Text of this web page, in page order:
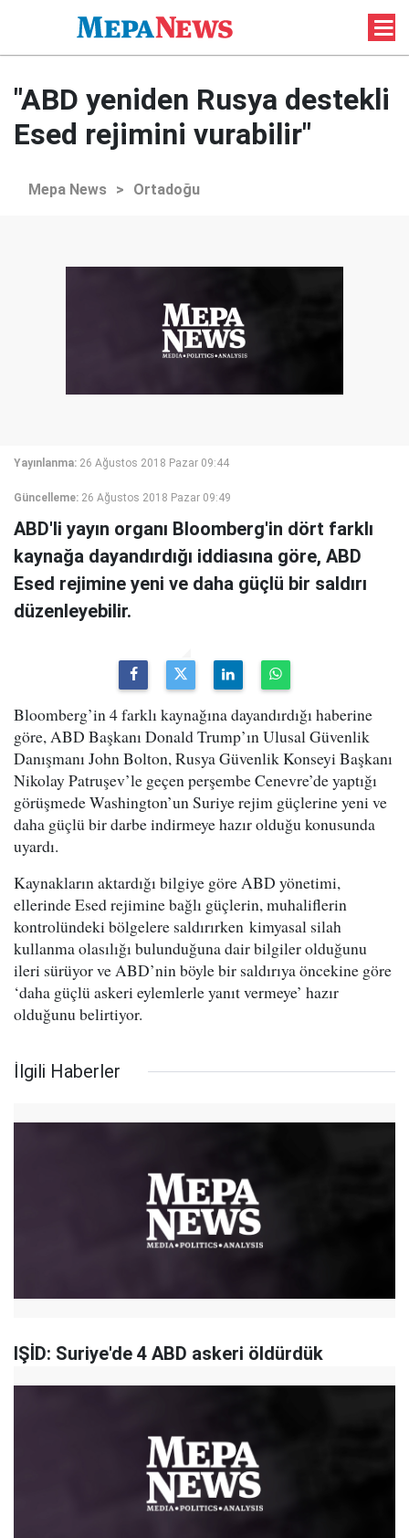
"ABD yeniden Rusya destekli
Esed rejimini vurabilir"
Mepa News > Ortadoğu
Yayınlanma: 26 Ağustos 2018 Pazar 09:44
Güncelleme: 26 Ağustos 2018 Pazar 09:49
ABD'li yayın organı Bloomberg'in dört farklı
kaynağa dayandırdığı iddiasına göre, ABD
Esed rejimine yeni ve daha güçlü bir saldırı
düzenleyebilir.
Bloomberg’in 4 farklı kaynağına dayandırdığı haberine
göre, ABD Başkanı Donald Trump’ın Ulusal Güvenlik
Danışmanı John Bolton, Rusya Güvenlik Konseyi Başkanı
Nikolay Patruşev’le geçen perşembe Cenevre’de yaptığı
görüşmede Washington’un Suriye rejim güçlerine yeni ve
daha güçlü bir darbe indirmeye hazır olduğu konusunda
uyardı.
Kaynakların aktardığı bilgiye göre ABD yönetimi,
ellerinde Esed rejimine bağlı güçlerin, muhaliflerin
kontrolündeki bölgelere saldırırken kimyasal silah
kullanma olasılığı bulunduğuna dair bilgiler olduğunu
ileri sürüyor ve ABD’nin böyle bir saldırıya öncekine göre
‘daha güçlü askeri eylemlerle yanıt vermeye’ hazır
olduğunu belirtiyor.
İlgili Haberler
IŞİD: Suriye'de 4 ABD askeri öldürdük